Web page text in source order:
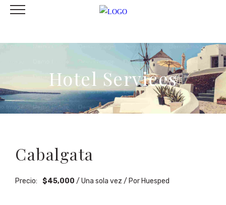
Hotel Services
Cabalgata
Precio: $45,000 / Una sola vez / Por Huesped